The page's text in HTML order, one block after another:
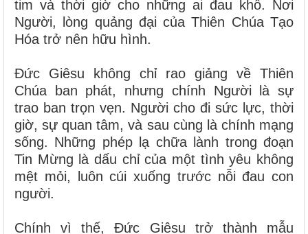
tim và thời giờ cho những ai đau khổ. Nơi
Người, lòng quảng đại của Thiên Chúa Tạo
Hóa trở nên hữu hình.
Đức Giêsu không chỉ rao giảng về Thiên
Chúa ban phát, nhưng chính Người là sự
trao ban trọn vẹn. Người cho đi sức lực, thời
giờ, sự quan tâm, và sau cùng là chính mạng
sống. Những phép lạ chữa lành trong đoạn
Tin Mừng là dấu chỉ của một tình yêu không
mệt mỏi, luôn cúi xuống trước nỗi đau con
người.
Chính vì thế, Đức Giêsu trở thành mẫu